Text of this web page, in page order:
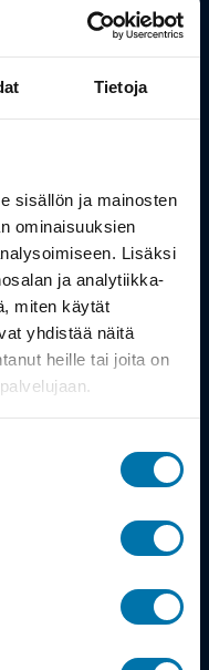
Tietoja
sisällön ja mainosten
ominaisuuksien
Lisäksi
ja analytiikka-
miten käytät
yhdistää näitä
heille tai joita on